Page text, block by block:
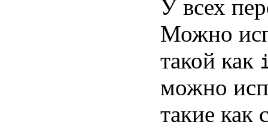
У всех
Можно
такой как
можно
такие как